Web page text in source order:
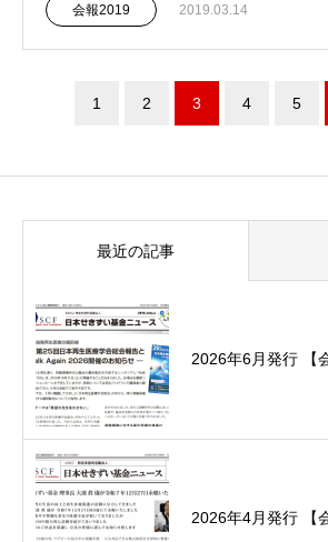
会報2019 2019.03.14
1 2 3 4 5
最近の記事
2026年6月発行 【
2026年4月発行 【